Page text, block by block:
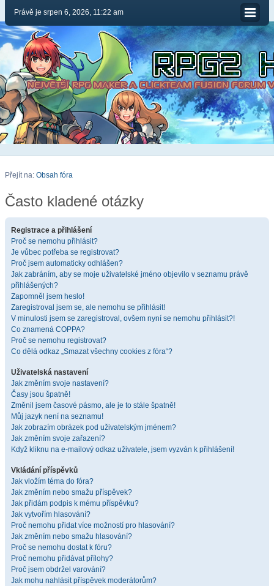
Právě je srpen 6, 2026, 11:22 am
Přejít na: Obsah fóra
Často kladené otázky
Registrace a přihlášení
Proč se nemohu přihlásit?
Je vůbec potřeba se registrovat?
Proč jsem automaticky odhlášen?
Jak zabráním, aby se moje uživatelské jméno objevilo v seznamu právě
přihlášených?
Zapomněl jsem heslo!
Zaregistroval jsem se, ale nemohu se přihlásit!
V minulosti jsem se zaregistroval, ovšem nyní se nemohu přihlásit?!
Co znamená COPPA?
Proč se nemohu registrovat?
Co dělá odkaz „Smazat všechny cookies z fóra“?
Uživatelská nastavení
Jak změním svoje nastavení?
Časy jsou špatně!
Změnil jsem časové pásmo, ale je to stále špatně!
Můj jazyk není na seznamu!
Jak zobrazím obrázek pod uživatelským jménem?
Jak změním svoje zařazení?
Když kliknu na e-mailový odkaz uživatele, jsem vyzván k přihlášení!
Vkládání příspěvků
Jak vložím téma do fóra?
Jak změním nebo smažu příspěvek?
Jak přidám podpis k mému příspěvku?
Jak vytvořím hlasování?
Proč nemohu přidat více možností pro hlasování?
Jak změním nebo smažu hlasování?
Proč se nemohu dostat k fóru?
Proč nemohu přidávat přílohy?
Proč jsem obdržel varování?
Jak mohu nahlásit příspěvek moderátorům?